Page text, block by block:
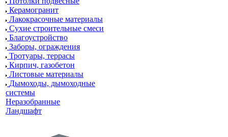
Керамогранит
Лакокрасочные материалы
Сухие строительные смеси
Благоустройство
Заборы, ограждения
Тротуары, террасы
Кирпич, газобетон
Листовые материалы
Дымоходы, дымоходные
системы
Неразобранные
Ландшафт